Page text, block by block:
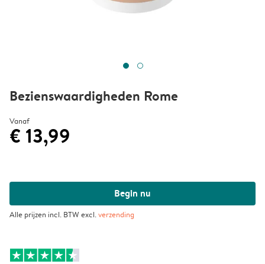
Bezienswaardigheden Rome
Vanaf
€ 13,99
Begin nu
Alle prijzen incl. BTW excl.verzending